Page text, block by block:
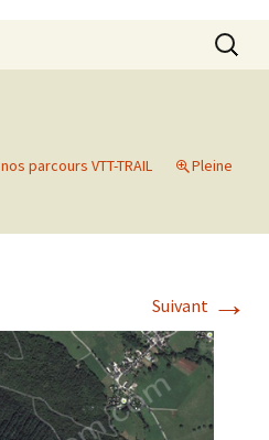
nos parcours VTT-TRAIL
Pleine
Suivant →